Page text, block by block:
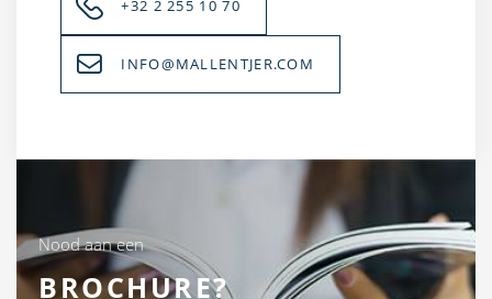
+32 2 255 10 70
INFO@MALLENTJER.COM
Nood aan een
BROCHURE?